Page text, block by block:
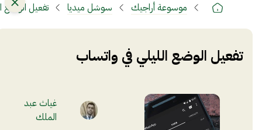
موسوعة أراجيك سوشل ميديا تفعيل الوضع
تفعيل الوضع الليلي في واتساب
غياث عبد
الملك